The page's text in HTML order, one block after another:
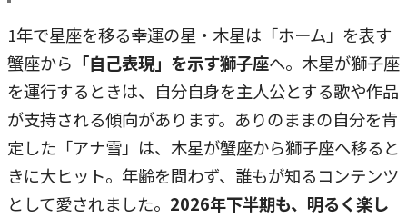
1年で星座を移る幸運の星・木星は「ホーム」を表す
蟹座から 「自己表現」を示す獅子座へ。木星が獅子座
を運行するときは、自分自身を主人公とする歌や作品
が支持される傾向があります。ありのままの自分を肯
定した「アナ雪」は、木星が蟹座から獅子座へ移ると
きに大ヒット。年齢を問わず、誰もが知るコンテンツ
として愛されました。 2026年下半期も、明るく楽し